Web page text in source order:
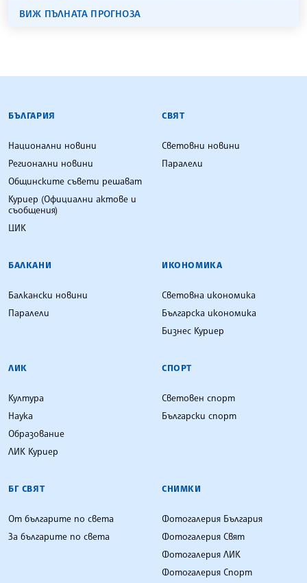
ВИЖ ПЪЛНАТА ПРОГНОЗА
БЪЛГАРСКА ТЕЛЕГРАФНА АГЕНЦИЯ
БЪЛГАРИЯ
Национални новини
Регионални новини
Общинските съвети решават
Куриер (Официални актове и
съобщения)
ЦИК
СВЯТ
Световни новини
Паралели
БАЛКАНИ
Балкански новини
Паралели
ИКОНОМИКА
Световна икономика
Българска икономика
Бизнес Куриер
ЛИК
Култура
Наука
Образование
ЛИК Куриер
СПОРТ
Световен спорт
Български спорт
БГ СВЯТ
От българите по света
За българите по света
СНИМКИ
Фотогалерия България
Фотогалерия Свят
Фотогалерия ЛИК
Фотогалерия Спорт